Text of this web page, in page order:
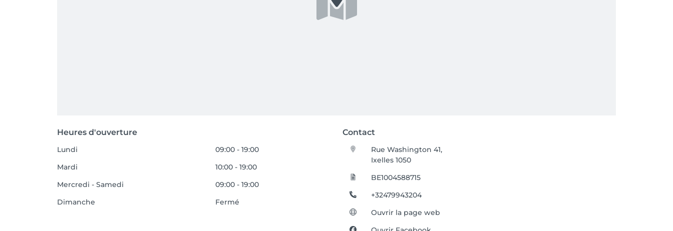
Heures d'ouverture Contact
Lundi
09:00 - 19:00
Mardi
10:00 - 19:00
Mercredi - Samedi
09:00 - 19:00
Dimanche
Fermé
Rue Washington 41,
Ixelles 1050
BE1004588715
+32479943204
Ouvrir la page web